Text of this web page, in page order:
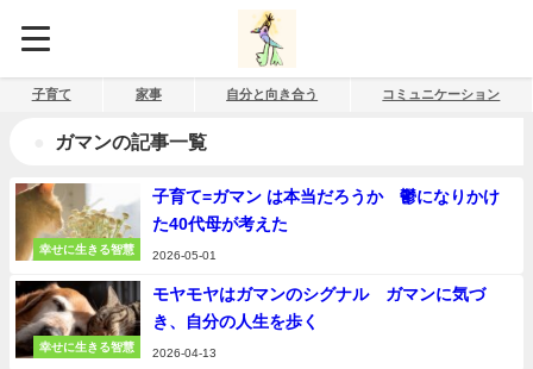
子育て 家事 自分と向き合う コミュニケーション
ガマンの記事一覧
幸せに生きる智慧
子育て=ガマン は本当だろうか 鬱になりかけ
た40代母が考えた
2026-05-01
幸せに生きる智慧
モヤモヤはガマンのシグナル ガマンに気づ
き、自分の人生を歩く
2026-04-13